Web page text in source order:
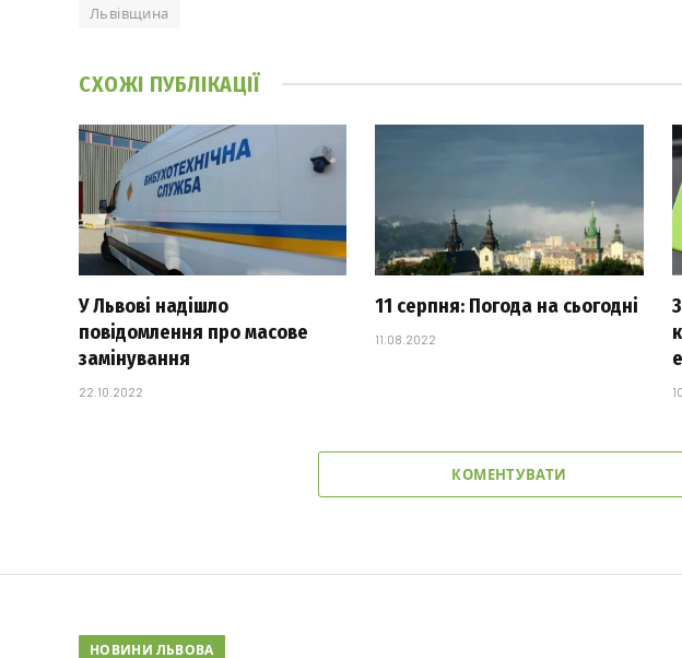
Львівщина
СХОЖІ ПУБЛІКАЦІЇ
У Львові надішло
повідомлення про масове
замінування
22.10.2022
11 серпня: Погода на сьогодні
11.08.2022
КОМЕНТУВАТИ
НОВИНИ ЛЬВОВА